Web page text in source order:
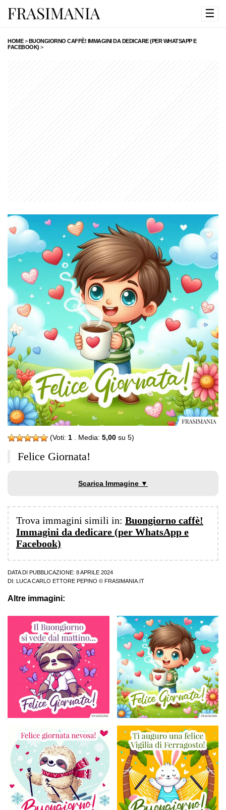
☰
HOME>BUONGIORNO CAFFÈ! IMMAGINI DA DEDICARE (PER WHATSAPP E
FACEBOOK) >
(Voti: 1 . Media: 5,00 su 5)
Felice Giornata!
Scarica Immagine ▼
Trova immagini simili in: Buongiorno caffè!
Immagini da dedicare (per WhatsApp e
Facebook)
DATA DI PUBBLICAZIONE: 8 APRILE 2024
DI:
LUCA CARLO ETTORE PEPINO © FRASIMANIA.IT
Altre immagini: